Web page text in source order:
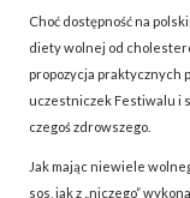
Choć dostępność na
diety wolnej od
propozycja praktycznych
uczestniczek Festiwalu i
czegoś zdrowszego.
Jak mając niewiele
sos, jak z „niczego”